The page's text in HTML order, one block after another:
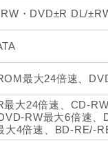
・DVD±R DL/
最大24倍速、
最大24倍速、CD-
RW最大6倍速
大4倍速、BD-RE/-